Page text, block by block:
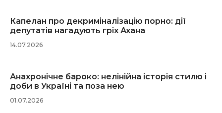
Капелан про декриміналізацію порно: дії
депутатів нагадують гріх Ахана
14.07.2026
Анахронічне бароко: нелінійна історія стилю і
доби в Україні та поза нею
01.07.2026